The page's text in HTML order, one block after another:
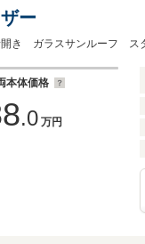
ー
本体価格
.0 万円